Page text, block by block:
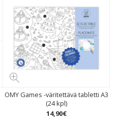
OMY Games -väritettävä tabletti A3
(24 kpl)
14,90€